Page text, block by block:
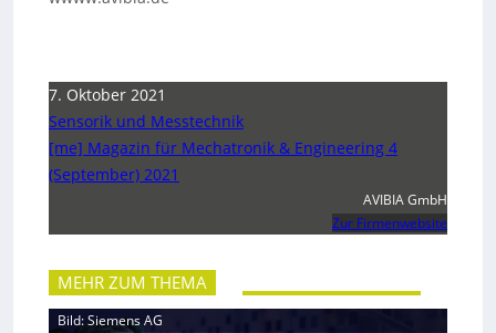
7. Oktober 2021
Sensorik und Messtechnik
[me] Magazin für Mechatronik & Engineering 4
(September) 2021
AVIBIA GmbH
Zur Firmenwebsite
MEHR ZUM THEMA
Bild: Siemens AG